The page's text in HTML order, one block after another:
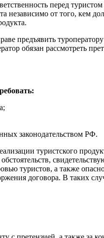
перед
независимо от того, кем
предъявить
обязан рассмотреть
законодательством РФ.
туристского
туристов, а также
договора. В таких